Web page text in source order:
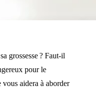
grossesse ? Faut-il
pour le
aidera à aborder